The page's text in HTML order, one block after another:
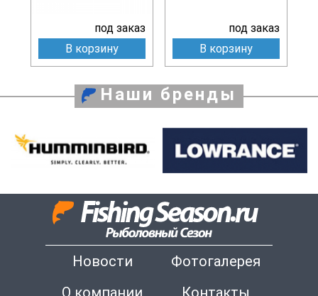
под заказ
В корзину
под заказ
В корзину
Наши бренды
Новости
Фотогалерея
О компании
Контакты